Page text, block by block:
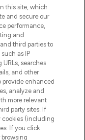
online
met de
en
met gratis
this site, which
and secure our
performance,
and
third parties to
as IP
searches
and other
provide enhanced
analyze and
more relevant
party sites. If
cookies (including
If you click
browsing